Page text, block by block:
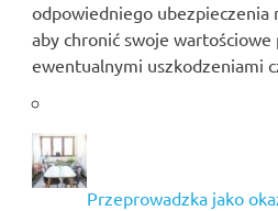
odpowiedniego ubezpieczenia
aby chronić swoje
ewentualnymi uszkodzeniami
Przeprowadzka jako